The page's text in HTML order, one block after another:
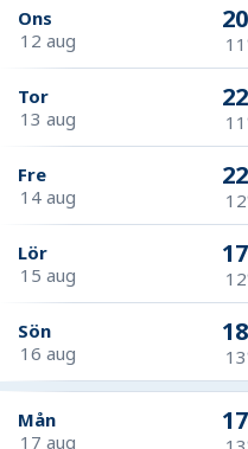
Ons
12 aug
Tor
13 aug
Fre
14 aug
Lör
15 aug
Sön
16 aug
Mån
17 aug